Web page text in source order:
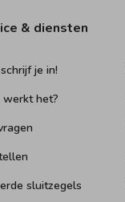
& diensten
je in!
werkt het?
sluitzegels